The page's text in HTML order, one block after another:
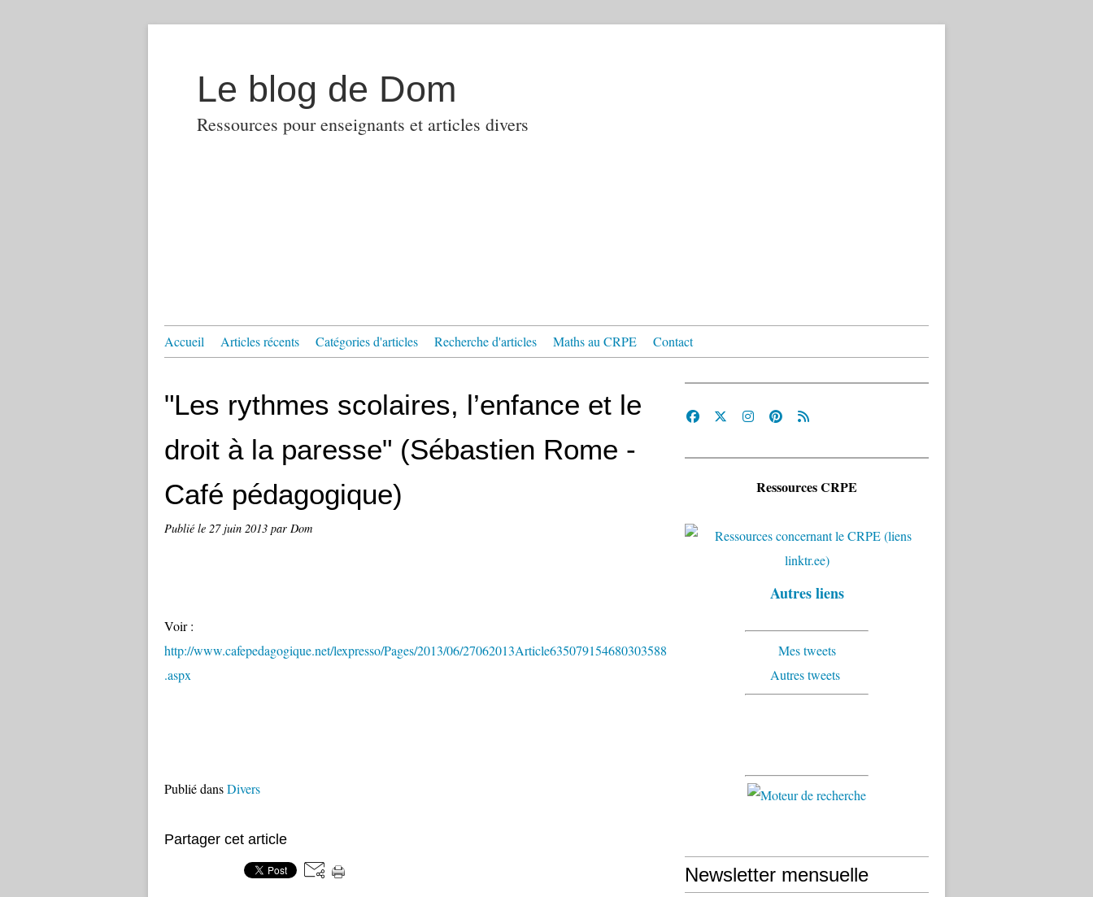
Le blog de Dom
Ressources pour enseignants et articles divers
Accueil Articles récents Catégories d'articles Recherche d'articles Maths au CRPE Contact
"Les rythmes scolaires, l’enfance et le
droit à la paresse" (Sébastien Rome -
Café pédagogique)
Publié le 27 juin 2013 par Dom
Voir :
http://www.cafepedagogique.net/lexpresso/Pages/2013/06/27062013Article635079154680303588
.aspx
Publié dansDivers
Partager cet article
Ressources CRPE
Autres liens
Mes tweets
Autres tweets
Newsletter mensuelle